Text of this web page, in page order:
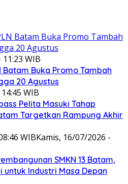
WIB
Batam Buka Promo Tambah
20 Agustus
WIB
Pelita Masuki Tahap
Targetkan Rampung Akhir
WIBKamis, 16/07/2026 -
SMKN 13 Batam,
untuk Industri Masa Depan